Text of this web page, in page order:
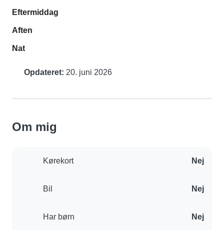
Eftermiddag
Aften
Nat
Opdateret: 20. juni 2026
Om mig
Kørekort Nej
Bil Nej
Har børn Nej